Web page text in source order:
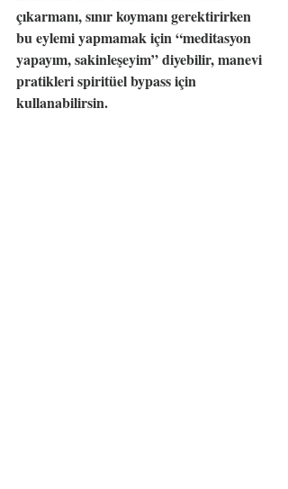
çıkarmanı, sınır koymanı gerektirirken
bu eylemi yapmamak için “meditasyon
yapayım, sakinleşeyim” diyebilir, manevi
pratikleri spiritüel bypass için
kullanabilirsin.